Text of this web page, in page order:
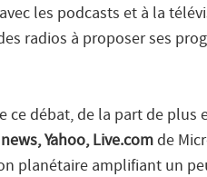
les podcasts et à la
radios à proposer ses
ce débat, de la part de plus
Yahoo, Live.com de
planétaire amplifiant un